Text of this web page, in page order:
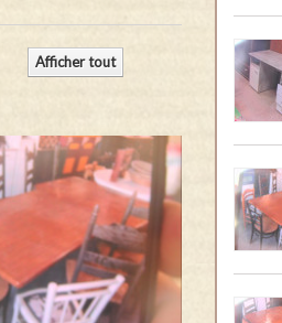
Afficher tout